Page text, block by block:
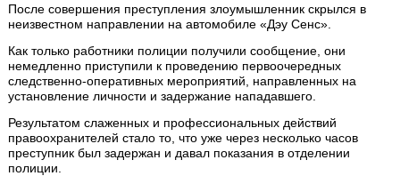
После совершения преступления злоумышленник скрылся в
неизвестном направлении на автомобиле «Дэу Сенс».
Как только работники полиции получили сообщение, они
немедленно приступили к проведению первоочередных
следственно-оперативных мероприятий, направленных на
установление личности и задержание нападавшего.
Результатом слаженных и профессиональных действий
правоохранителей стало то, что уже через несколько часов
преступник был задержан и давал показания в отделении
полиции.